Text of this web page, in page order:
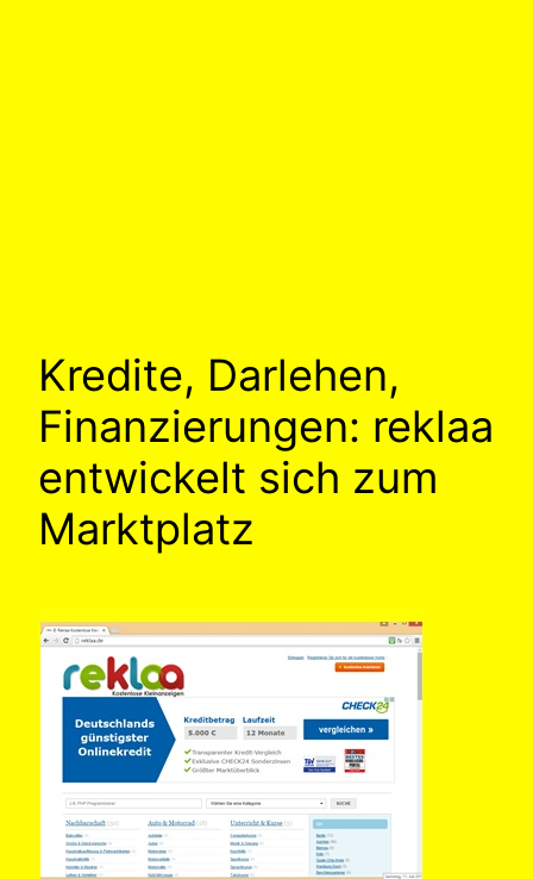
Kredite, Darlehen,
Finanzierungen: reklaa
entwickelt sich zum
Marktplatz